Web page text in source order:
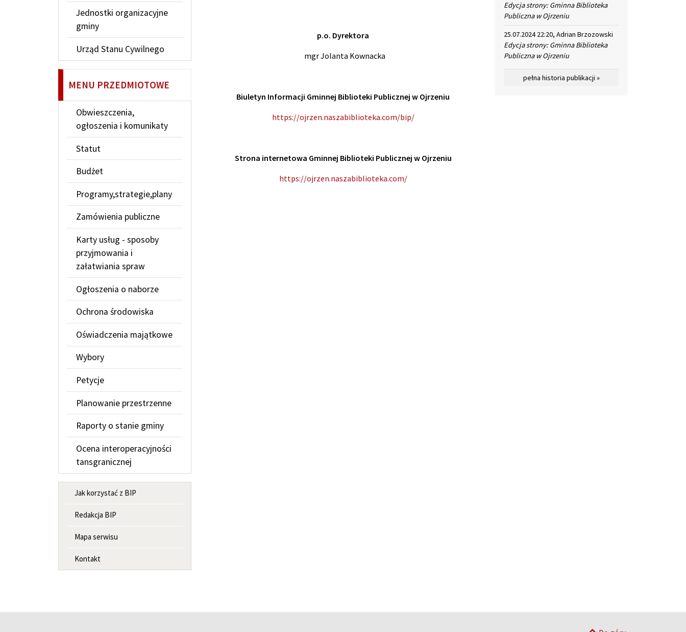
Jednostki organizacyjne
gminy
Urząd Stanu Cywilnego
MENU PRZEDMIOTOWE
Obwieszczenia,
ogłoszenia i komunikaty
Statut
Budżet
Programy,strategie,plany
Zamówienia publiczne
Karty usług - sposoby
przyjmowania i
załatwiania spraw
Ogłoszenia o naborze
Ochrona środowiska
Oświadczenia majątkowe
Wybory
Petycje
Planowanie przestrzenne
Raporty o stanie gminy
Ocena interoperacyjności
tansgranicznej
MENU INFORMACYJNE
Jak korzystać z BIP
Redakcja BIP
Mapa serwisu
Kontakt
p.o. Dyrektora
mgr Jolanta Kownacka
Biuletyn Informacji Gminnej Biblioteki Publicznej w Ojrzeniu
https://ojrzen.naszabiblioteka.com/bip/
Strona internetowa Gminnej Biblioteki Publicznej w Ojrzeniu
https://ojrzen.naszabiblioteka.com/
Edycja strony: Gminna Biblioteka
Publiczna w Ojrzeniu
25.07.2024 22:20, Adrian Brzozowski
Edycja strony: Gminna Biblioteka
Publiczna w Ojrzeniu
pełna historia publikacji »